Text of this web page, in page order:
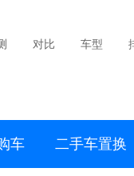
对比 车型
车 二手车置换